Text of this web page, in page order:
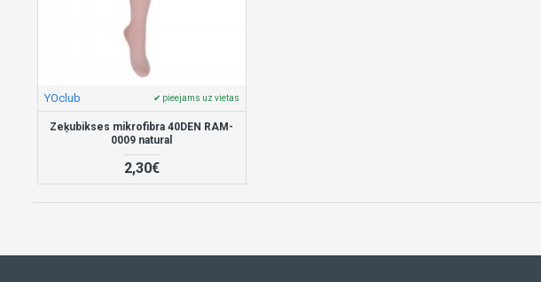
YOclub ✔ pieejams uz vietas
Zeķubikses mikrofibra 40DEN RAM-
0009 natural
2,30€